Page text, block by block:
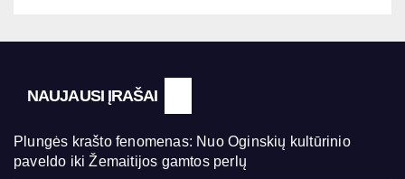
NAUJAUSI ĮRAŠAI
Plungės krašto fenomenas: Nuo Oginskių kultūrinio
paveldo iki Žemaitijos gamtos perlų